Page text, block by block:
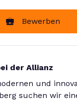
Bewerben
der Allianz
und
suchen wir